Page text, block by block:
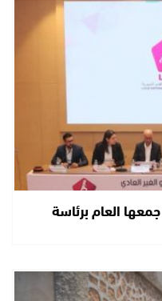
العام برئاسة